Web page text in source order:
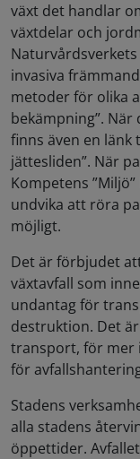
växt det handlar
växtdelar och
invasiva
metoder för olika
bekämpning”.
finns även en länk
jättesliden”. När
Kompetens
undvika att röra
möjligt.
Det är förbjudet
växtavfall som
undantag för
destruktion. Det
transport, för mer
för
Stadens
alla stadens
öppettider.